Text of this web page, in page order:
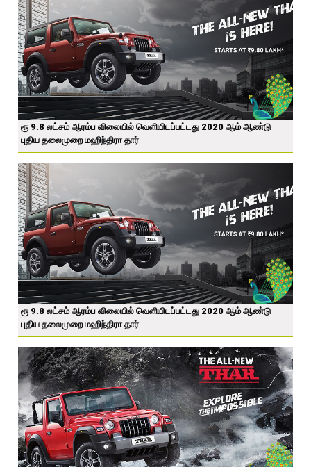
ரூ 9.8 லட்சம் ஆரம்ப விலையில் வெளியிடப்பட்டது 2020 ஆம் ஆண்டு
புதிய தலைமுறை மஹிந்திரா தார்
ரூ 9.8 லட்சம் ஆரம்ப விலையில் வெளியிடப்பட்டது 2020 ஆம் ஆண்டு
புதிய தலைமுறை மஹிந்திரா தார்